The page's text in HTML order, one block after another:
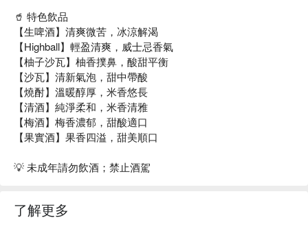
🥤 特色飲品
【生啤酒】清爽微苦，冰涼解渴
【Highball】輕盈清爽，威士忌香氣
【柚子沙瓦】柚香撲鼻，酸甜平衡
【沙瓦】清新氣泡，甜中帶酸
【燒酎】溫暖醇厚，米香悠長
【清酒】純淨柔和，米香清雅
【梅酒】梅香濃郁，甜酸適口
【果實酒】果香四溢，甜美順口
💡 未成年請勿飲酒；禁止酒駕
了解更多